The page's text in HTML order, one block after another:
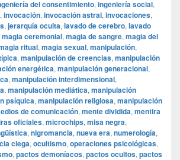
del consentimiento, ingeniería social,
, invocación, invocación astral, invocaciones,
, jerarquía oculta, lavado de cerebro, lavado
magia ceremonial, magia de sangre, magia del
ritual, magia sexual, manipulación,
, manipulación de creencias, manipulación
energética, manipulación generacional,
, manipulación interdimensional,
, manipulación mediática, manipulación
psíquica, manipulación religiosa, manipulación
de comunicación, mente dividida, mentira
oficiales, microchips, misa negra,
, nigromancia, nueva era, numerología,
ciega, ocultismo, operaciones psicológicas,
, pactos demoníacos, pactos ocultos, pactos